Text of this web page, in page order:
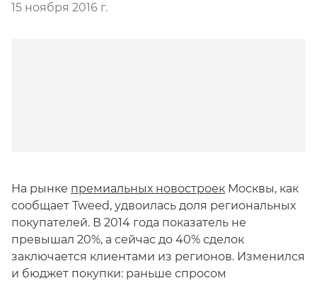
15 ноября 2016 г.
На рынке премиальных новостроек Москвы, как
сообщает Tweed, удвоилась доля региональных
покупателей. В 2014 года показатель не
превышал 20%, а сейчас до 40% сделок
заключается клиентами из регионов. Изменился
и бюджет покупки: раньше спросом